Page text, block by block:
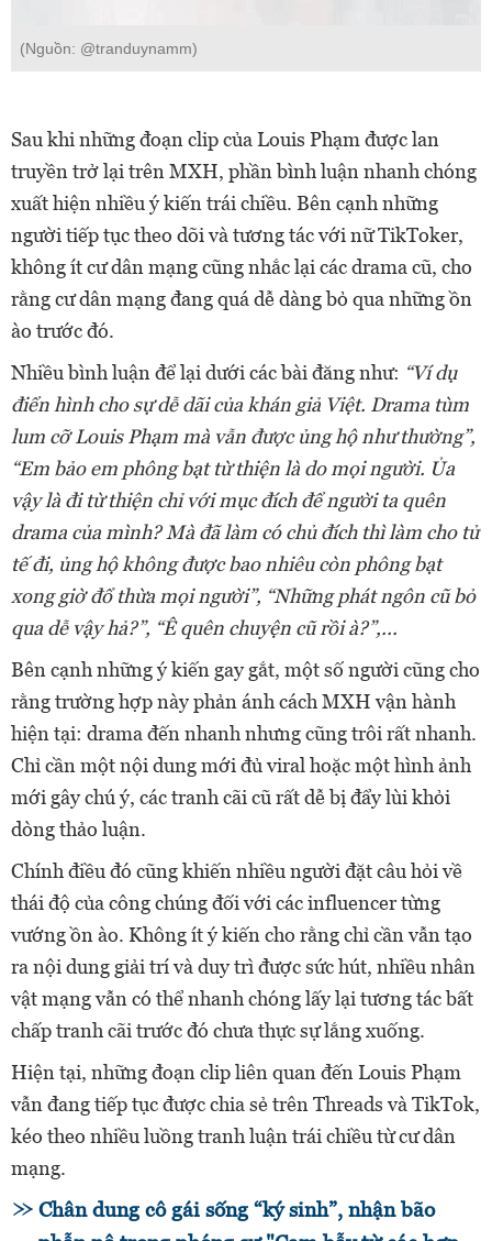
(Nguồn: @tranduynamm)
Sau khi những đoạn clip của Louis Phạm được lan
truyền trở lại trên MXH, phần bình luận nhanh chóng
xuất hiện nhiều ý kiến trái chiều. Bên cạnh những
người tiếp tục theo dõi và tương tác với nữ TikToker,
không ít cư dân mạng cũng nhắc lại các drama cũ, cho
rằng cư dân mạng đang quá dễ dàng bỏ qua những ồn
ào trước đó.
Nhiều bình luận để lại dưới các bài đăng như: “Ví dụ
điển hình cho sự dễ dãi của khán giả Việt. Drama tùm
lum cỡ Louis Phạm mà vẫn được ủng hộ như thường”,
“Em bảo em phông bạt từ thiện là do mọi người. Ủa
vậy là đi từ thiện chỉ với mục đích để người ta quên
drama của mình? Mà đã làm có chủ đích thì làm cho tử
tế đi, ủng hộ không được bao nhiêu còn phông bạt
xong giờ đổ thừa mọi người”, “Những phát ngôn cũ bỏ
qua dễ vậy hả?”, “Ê quên chuyện cũ rồi à?”,...
Bên cạnh những ý kiến gay gắt, một số người cũng cho
rằng trường hợp này phản ánh cách MXH vận hành
hiện tại: drama đến nhanh nhưng cũng trôi rất nhanh.
Chỉ cần một nội dung mới đủ viral hoặc một hình ảnh
mới gây chú ý, các tranh cãi cũ rất dễ bị đẩy lùi khỏi
dòng thảo luận.
Chính điều đó cũng khiến nhiều người đặt câu hỏi về
thái độ của công chúng đối với các influencer từng
vướng ồn ào. Không ít ý kiến cho rằng chỉ cần vẫn tạo
ra nội dung giải trí và duy trì được sức hút, nhiều nhân
vật mạng vẫn có thể nhanh chóng lấy lại tương tác bất
chấp tranh cãi trước đó chưa thực sự lắng xuống.
Hiện tại, những đoạn clip liên quan đến Louis Phạm
vẫn đang tiếp tục được chia sẻ trên Threads và TikTok,
kéo theo nhiều luồng tranh luận trái chiều từ cư dân
mạng.
Chân dung cô gái sống “ký sinh”, nhận bão